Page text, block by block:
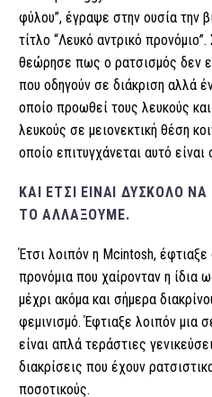
φύλου”, έγραψε στην ουσία την
τίτλο “Λευκό αντρικό προνόμιο”.
θεώρησε πως ο ρατσισμός δεν
που οδηγούν σε διάκριση αλλά
οποίο προωθεί τους λευκούς
λευκούς σε μειονεκτική θέση
οποίο επιτυγχάνεται αυτό
ΚΑΙ ΈΤΣΙ ΕΊΝΑΙ ΔΎΣΚΟΛΟ
Ο ΑΛΛΆΞΟΥΜΕ.
Έτσι λοιπόν η Mcintosh,
προνόμια που χαίρονταν η ίδια
μέχρι ακόμα και σήμερα
φεμινισμό. Έφτιαξε λοιπόν μια
είναι απλά τεράστιες
διακρίσεις που έχουν
ποσοτικούς.